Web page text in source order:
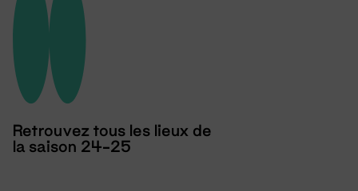
Retrouvez tous les lieux de
la saison 24-25